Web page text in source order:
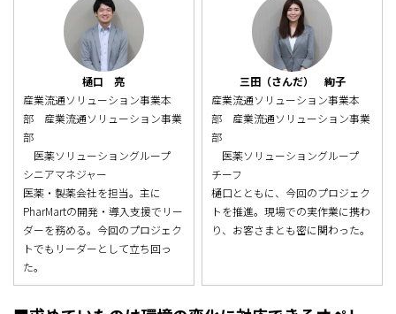
樋口 亮
産業流通ソリューション事業本
部 産業流通ソリューション事業
部
医薬ソリューショングループ
シニアマネジャー
医薬・製薬会社を担当。主に
PharMartの開発・導入支援でリー
ダーを務める。今回のプロジェク
トでもリーダーとして立ち回っ
た。
三田（さんだ） 絢子
産業流通ソリューション事業本
部 産業流通ソリューション事業
部
医薬ソリューショングループ
チーフ
樋口とともに、今回のプロジェク
トを推進。現場での実作業に携わ
り、お客さまとも密に関わった。